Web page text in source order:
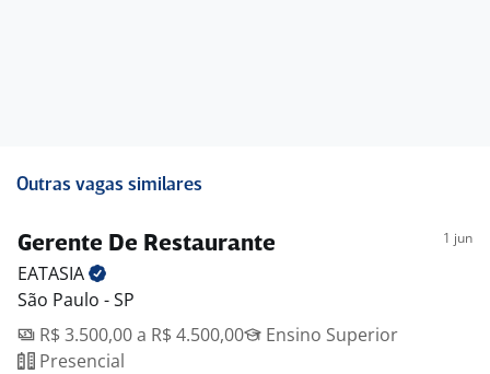
Outras vagas similares
Gerente De Restaurante 1 jun
EATASIA
São Paulo - SP
R$ 3.500,00 a R$ 4.500,00
Ensino Superior
Presencial